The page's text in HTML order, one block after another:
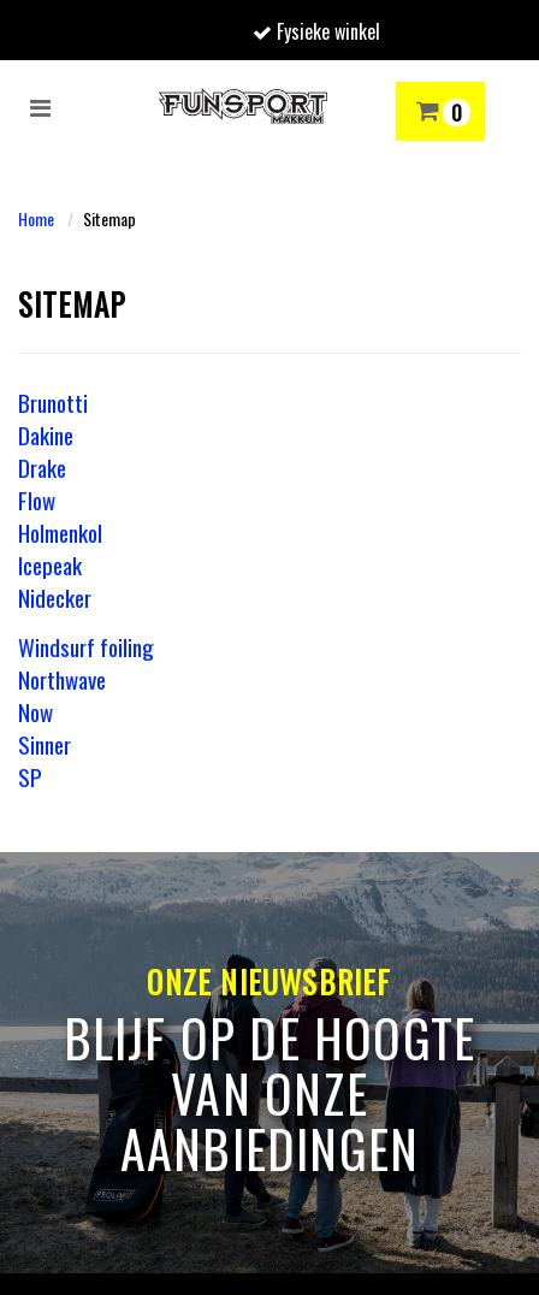
Fysieke winkel
Toggle
0
SKIËN WINTERSPORTSHOP
Home Sitemap
SITEMAP
Brunotti
Dakine
Drake
Flow
Holmenkol
Icepeak
Nidecker
Windsurf foiling
Northwave
Now
Sinner
SP
ONZE NIEUWSBRIEF
BLIJF OP DE HOOGTE
VAN ONZE
AANBIEDINGEN